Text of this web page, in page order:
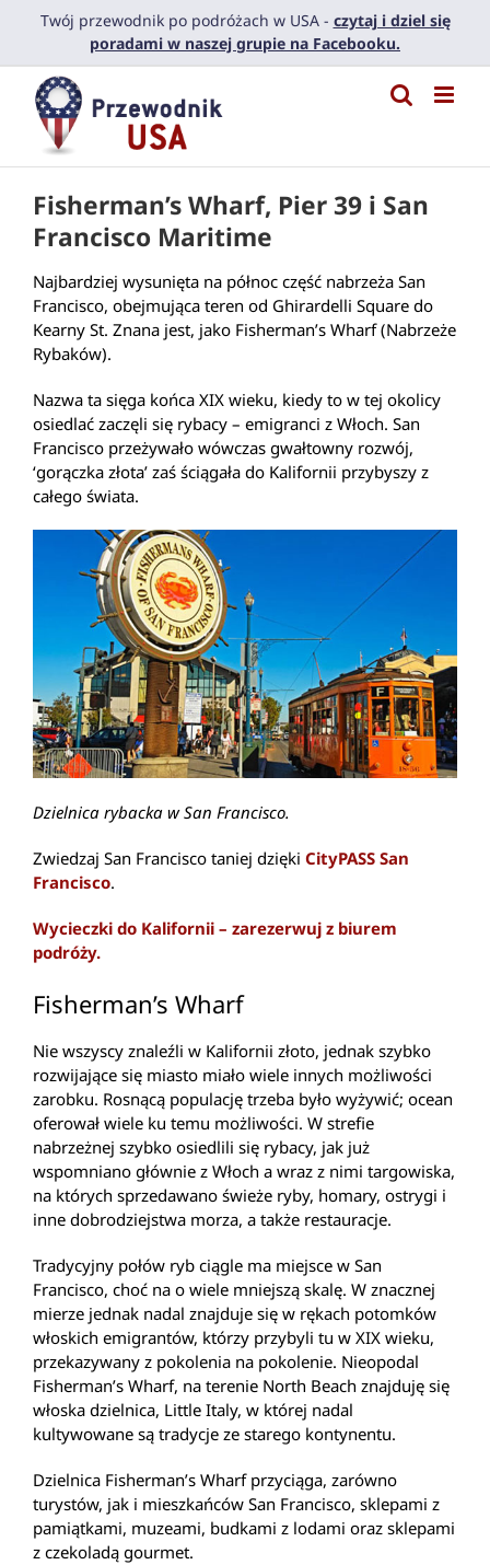
PrzejdźTwój przewodnik po podróżach w USA - czytaj i dziel się
poradami w naszej grupie na Facebooku.
Fisherman’s Wharf, Pier 39 i San
Francisco Maritime
Najbardziej wysunięta na północ część nabrzeża San
Francisco, obejmująca teren od Ghirardelli Square do
Kearny St. Znana jest, jako Fisherman’s Wharf (Nabrzeże
Rybaków).
Nazwa ta sięga końca XIX wieku, kiedy to w tej okolicy
osiedlać zaczęli się rybacy – emigranci z Włoch. San
Francisco przeżywało wówczas gwałtowny rozwój,
‘gorączka złota’ zaś ściągała do Kalifornii przybyszy z
całego świata.
Dzielnica rybacka w San Francisco.
Zwiedzaj San Francisco taniej dzięki CityPASS San
Francisco.
Wycieczki do Kalifornii – zarezerwuj z biurem
podróży.
Fisherman’s Wharf
Nie wszyscy znaleźli w Kalifornii złoto, jednak szybko
rozwijające się miasto miało wiele innych możliwości
zarobku. Rosnącą populację trzeba było wyżywić; ocean
oferował wiele ku temu możliwości. W strefie
nabrzeżnej szybko osiedlili się rybacy, jak już
wspomniano głównie z Włoch a wraz z nimi targowiska,
na których sprzedawano świeże ryby, homary, ostrygi i
inne dobrodziejstwa morza, a także restauracje.
Tradycyjny połów ryb ciągle ma miejsce w San
Francisco, choć na o wiele mniejszą skalę. W znacznej
mierze jednak nadal znajduje się w rękach potomków
włoskich emigrantów, którzy przybyli tu w XIX wieku,
przekazywany z pokolenia na pokolenie. Nieopodal
Fisherman’s Wharf, na terenie North Beach znajduję się
włoska dzielnica, Little Italy, w której nadal
kultywowane są tradycje ze starego kontynentu.
Dzielnica Fisherman’s Wharf przyciąga, zarówno
turystów, jak i mieszkańców San Francisco, sklepami z
pamiątkami, muzeami, budkami z lodami oraz sklepami
z czekoladą gourmet.